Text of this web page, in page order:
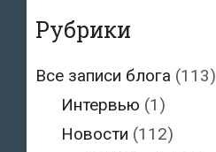
Рубрики
Все записи блога (113)
Интервью (1)
Новости (112)